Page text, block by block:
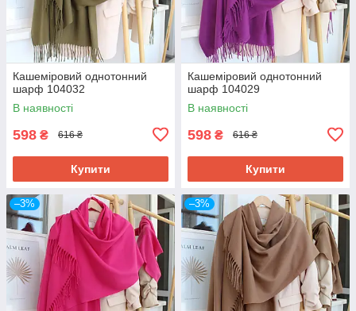
Кашеміровий однотонний
шарф 104032
В наявності
598 ₴ 616 ₴
Купити
Кашеміровий однотонний
шарф 104029
В наявності
598 ₴ 616 ₴
Купити
–3% –3%